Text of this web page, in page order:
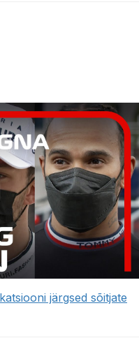
järgsed sõitjate